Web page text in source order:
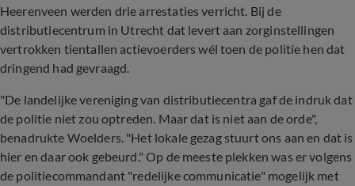
Heerenveen werden drie arrestaties verricht. Bij de
distributiecentrum in Utrecht dat levert aan zorginstellingen
vertrokken tientallen actievoerders wél toen de politie hen dat
dringend had gevraagd.
"De landelijke vereniging van distributiecentra gaf de indruk dat
de politie niet zou optreden. Maar dat is niet aan de orde",
benadrukte Woelders. "Het lokale gezag stuurt ons aan en dat is
hier en daar ook gebeurd." Op de meeste plekken was er volgens
de politiecommandant "redelijke communicatie" mogelijk met